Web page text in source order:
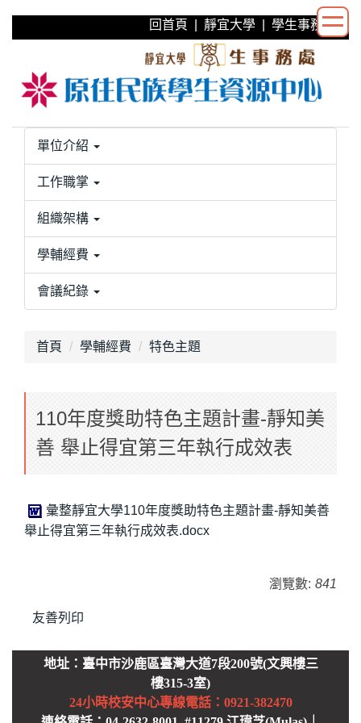
跳
區
回首頁 靜宜大學 學生事務處
單位介紹
工作職掌
組織架構
學輔經費
會議紀錄
首頁 學輔經費 特色主題
110年度獎助特色主題計畫-靜知美
善 舉止得宜第三年執行成效表
彙整靜宜大學110年度獎助特色主題計畫-靜知美善
舉止得宜第三年執行成效表.docx
瀏覽數: 841
友善列印
地址：臺中市沙鹿區臺灣大道7段200號(文興樓三
樓315-3室)
24小時校安中心專線電話：0921-382470